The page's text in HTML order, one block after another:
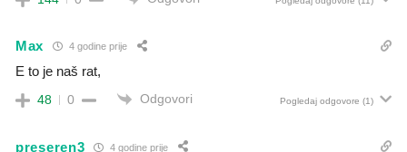
Max 4 godine prije
E to je naš rat,
48 0 Odgovori Pogledaj odgovore (1)
preseren3 4 godine prije